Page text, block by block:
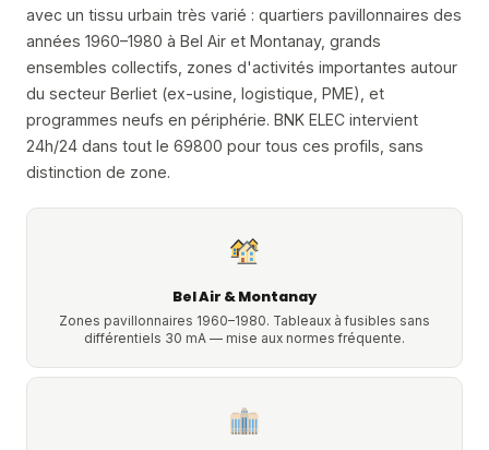
avec un tissu urbain très varié : quartiers pavillonnaires des
années 1960–1980 à Bel Air et Montanay, grands
ensembles collectifs, zones d'activités importantes autour
du secteur Berliet (ex-usine, logistique, PME), et
programmes neufs en périphérie. BNK ELEC intervient
24h/24 dans tout le 69800 pour tous ces profils, sans
distinction de zone.
Bel Air & Montanay
Zones pavillonnaires 1960–1980. Tableaux à fusibles sans
différentiels 30 mA — mise aux normes fréquente.